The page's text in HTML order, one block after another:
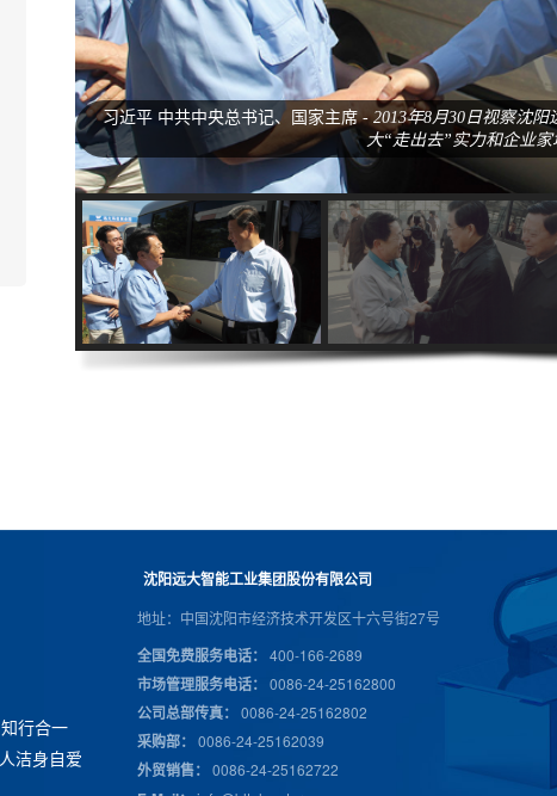
习近平 中共中央总书记、国家主席- 2013年8月30日视察沈阳
大“走出去”实力和企业家
知行合一
人洁身自爱
沈阳远大智能工业集团股份有限公司
地址：中国沈阳市经济技术开发区十六号街27号
全国免费服务电话： 400-166-2689
市场管理服务电话： 0086-24-25162800
公司总部传真： 0086-24-25162802
采购部： 0086-24-25162039
外贸销售： 0086-24-25162722